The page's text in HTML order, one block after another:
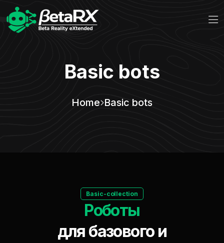
Basic bots
Home Basic bots
Basic-collection
Роботы
для базового и